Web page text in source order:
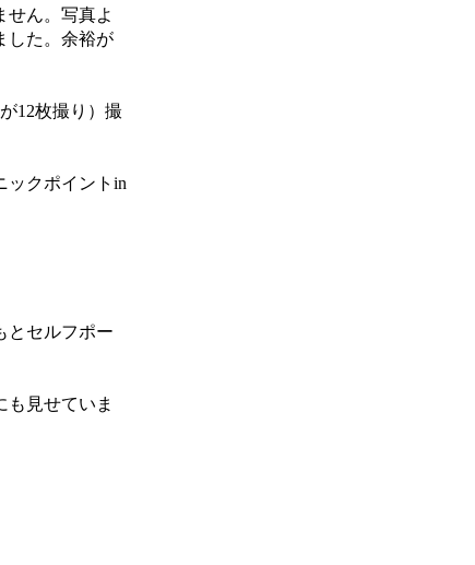
せん。写真よ
した。余裕が
12枚撮り）撮
ックポイントin
とセルフポー
も見せていま